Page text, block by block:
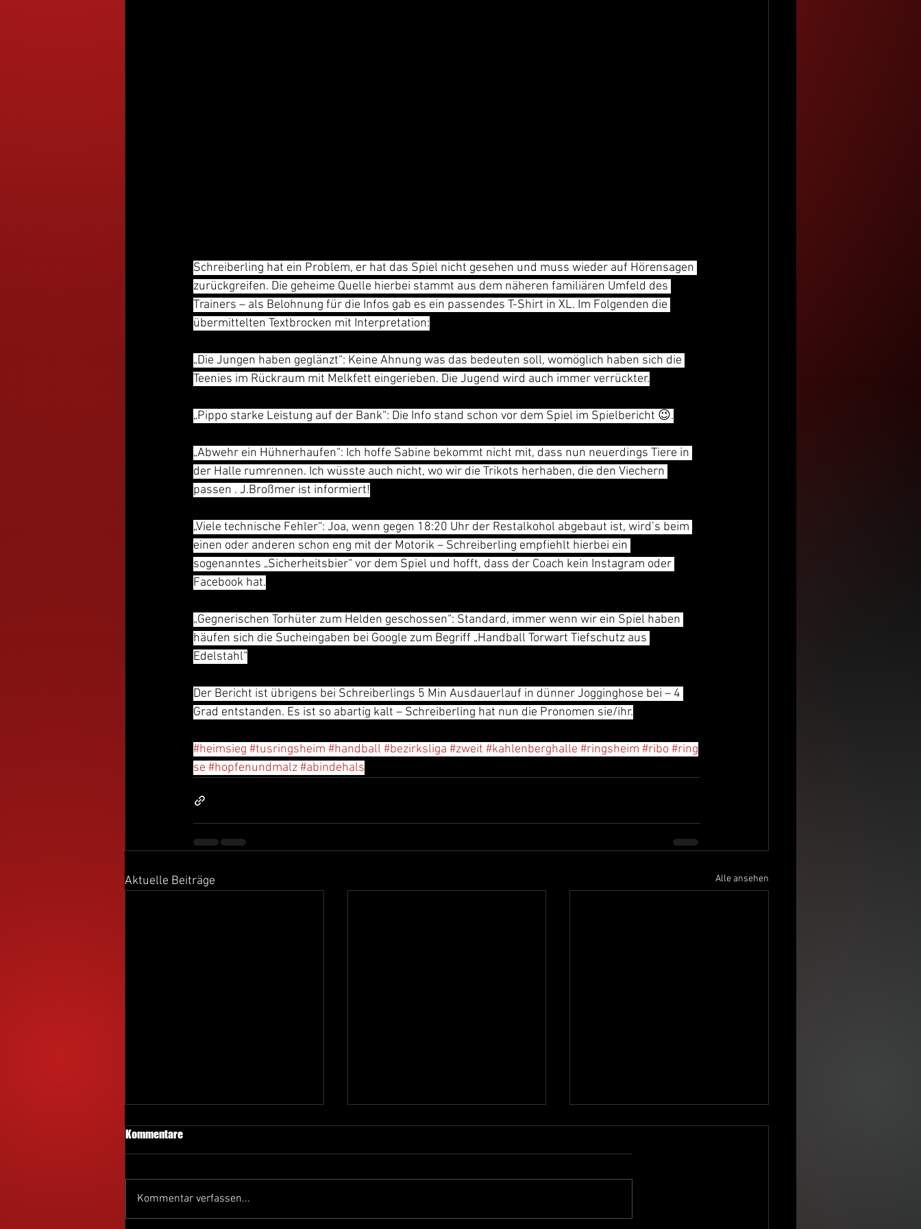
Schreiberling hat ein Problem, er hat das Spiel nicht gesehen und muss wieder auf Hörensagen
zurückgreifen. Die geheime Quelle hierbei stammt aus dem näheren familiären Umfeld des
Trainers – als Belohnung für die Infos gab es ein passendes T-Shirt in XL. Im Folgenden die
übermittelten Textbrocken mit Interpretation:
„Die Jungen haben geglänzt“: Keine Ahnung was das bedeuten soll, womöglich haben sich die
Teenies im Rückraum mit Melkfett eingerieben. Die Jugend wird auch immer verrückter.
„Pippo starke Leistung auf der Bank“: Die Info stand schon vor dem Spiel im Spielbericht 😉.
„Abwehr ein Hühnerhaufen“: Ich hoffe Sabine bekommt nicht mit, dass nun neuerdings Tiere in
der Halle rumrennen. Ich wüsste auch nicht, wo wir die Trikots herhaben, die den Viechern
passen . J.Broßmer ist informiert!
„Viele technische Fehler“: Joa, wenn gegen 18:20 Uhr der Restalkohol abgebaut ist, wird’s beim
einen oder anderen schon eng mit der Motorik – Schreiberling empfiehlt hierbei ein
sogenanntes „Sicherheitsbier“ vor dem Spiel und hofft, dass der Coach kein Instagram oder
Facebook hat.
„Gegnerischen Torhüter zum Helden geschossen“: Standard, immer wenn wir ein Spiel haben
häufen sich die Sucheingaben bei Google zum Begriff „Handball Torwart Tiefschutz aus
Edelstahl“
Der Bericht ist übrigens bei Schreiberlings 5 Min Ausdauerlauf in dünner Jogginghose bei – 4
Grad entstanden. Es ist so abartig kalt – Schreiberling hat nun die Pronomen sie/ihr.
#heimsieg #tusringsheim #handball #bezirksliga #zweit #kahlenberghalle #ringsheim #ribo #ring
se #hopfenundmalz#abindehals
Aktuelle Beiträge Alle ansehen
Kommentare
Kommentar verfassen...